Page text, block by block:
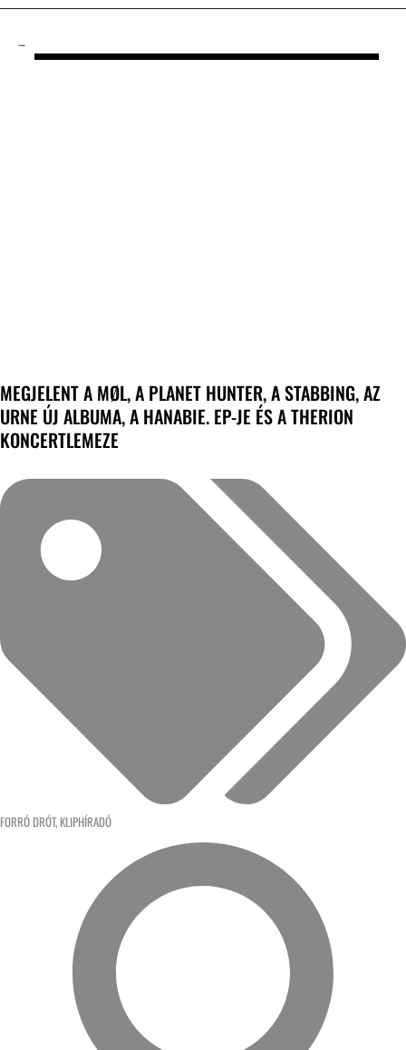
MEGJELENT A MØL, A PLANET HUNTER, A STABBING, AZ
URNE ÚJ ALBUMA, A HANABIE. EP-JE ÉS A THERION
KONCERTLEMEZE
FORRÓ DRÓT, KLIPHÍRADÓ